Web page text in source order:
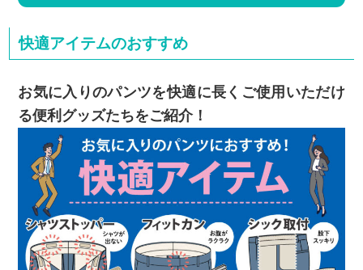
快適アイテムのおすすめ
お気に入りのパンツを快適に長くご使用いただけ
る便利グッズたちをご紹介！